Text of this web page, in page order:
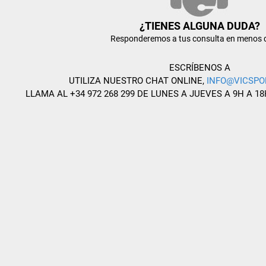
¿TIENES ALGUNA DUDA?
Responderemos a tus consulta en menos
ESCRÍBENOS A
UTILIZA NUESTRO CHAT ONLINE,
LLAMA AL +34 972 268 299 DE LUNES A JUEVES A 9H A